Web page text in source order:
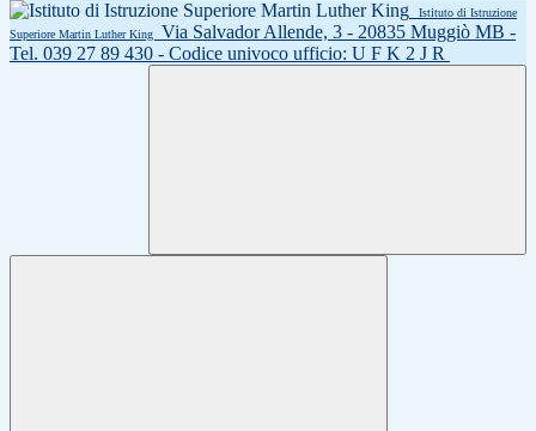
Istituto di Istruzione
Superiore Martin Luther King
Via Salvador Allende, 3 - 20835 Muggiò MB -
Tel. 039 27 89 430 - Codice univoco ufficio: U F K 2 J R